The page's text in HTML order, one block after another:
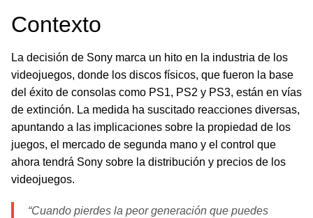
Contexto
La decisión de Sony marca un hito en la industria de los
videojuegos, donde los discos físicos, que fueron la base
del éxito de consolas como PS1, PS2 y PS3, están en vías
de extinción. La medida ha suscitado reacciones diversas,
apuntando a las implicaciones sobre la propiedad de los
juegos, el mercado de segunda mano y el control que
ahora tendrá Sony sobre la distribución y precios de los
videojuegos.
“Cuando pierdes la peor generación que puedes